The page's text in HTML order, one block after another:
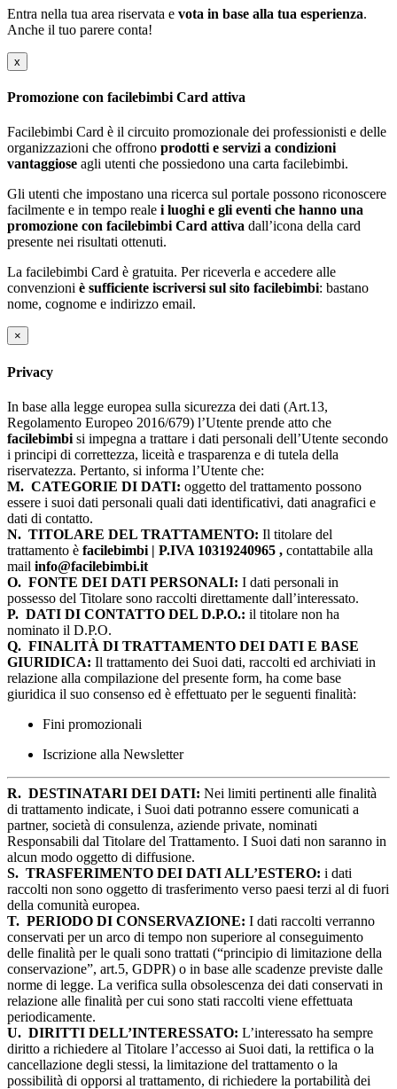
Entra nella tua area riservata e vota in base alla tua esperienza.
Anche il tuo parere conta!
x
Promozione con facilebimbi Card attiva
Facilebimbi Card è il circuito promozionale dei professionisti e delle
organizzazioni che offrono prodotti e servizi a condizioni
vantaggiose agli utenti che possiedono una carta facilebimbi.
Gli utenti che impostano una ricerca sul portale possono riconoscere
facilmente e in tempo reale i luoghi e gli eventi che hanno una
promozione con facilebimbi Card attiva dall’icona della card
presente nei risultati ottenuti.
La facilebimbi Card è gratuita. Per riceverla e accedere alle
convenzioni è sufficiente iscriversi sul sito facilebimbi: bastano
nome, cognome e indirizzo email.
×
Privacy
In base alla legge europea sulla sicurezza dei dati (Art.13,
Regolamento Europeo 2016/679) l’Utente prende atto che
facilebimbi si impegna a trattare i dati personali dell’Utente secondo
i principi di correttezza, liceità e trasparenza e di tutela della
riservatezza. Pertanto, si informa l’Utente che:
M. CATEGORIE DI DATI: oggetto del trattamento possono
essere i suoi dati personali quali dati identificativi, dati anagrafici e
dati di contatto.
N. TITOLARE DEL TRATTAMENTO: Il titolare del
trattamento è facilebimbi | P.IVA 10319240965 , contattabile alla
mail info@facilebimbi.it
O. FONTE DEI DATI PERSONALI: I dati personali in
possesso del Titolare sono raccolti direttamente dall’interessato.
P. DATI DI CONTATTO DEL D.P.O.: il titolare non ha
nominato il D.P.O.
Q. FINALITÀ DI TRATTAMENTO DEI DATI E BASE
GIURIDICA: Il trattamento dei Suoi dati, raccolti ed archiviati in
relazione alla compilazione del presente form, ha come base
giuridica il suo consenso ed è effettuato per le seguenti finalità:
Fini promozionali
Iscrizione alla Newsletter
R. DESTINATARI DEI DATI: Nei limiti pertinenti alle finalità
di trattamento indicate, i Suoi dati potranno essere comunicati a
partner, società di consulenza, aziende private, nominati
Responsabili dal Titolare del Trattamento. I Suoi dati non saranno in
alcun modo oggetto di diffusione.
S. TRASFERIMENTO DEI DATI ALL’ESTERO: i dati
raccolti non sono oggetto di trasferimento verso paesi terzi al di fuori
della comunità europea.
T. PERIODO DI CONSERVAZIONE: I dati raccolti verranno
conservati per un arco di tempo non superiore al conseguimento
delle finalità per le quali sono trattati (“principio di limitazione della
conservazione”, art.5, GDPR) o in base alle scadenze previste dalle
norme di legge. La verifica sulla obsolescenza dei dati conservati in
relazione alle finalità per cui sono stati raccolti viene effettuata
periodicamente.
U. DIRITTI DELL’INTERESSATO: L’interessato ha sempre
diritto a richiedere al Titolare l’accesso ai Suoi dati, la rettifica o la
cancellazione degli stessi, la limitazione del trattamento o la
possibilità di opporsi al trattamento, di richiedere la portabilità dei